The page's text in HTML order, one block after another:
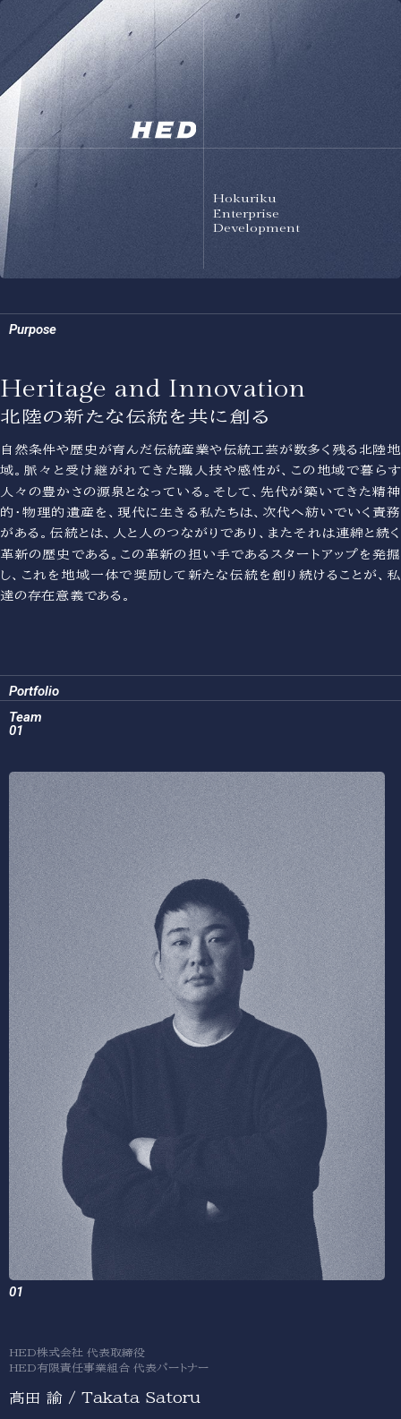
Hokuriku
Enterprise
Development
Purpose
Heritage and Innovation
北陸の新たな伝統を共に創る
自然条件や歴史が育んだ伝統産業や伝統工芸が数多く残る北陸地
域。脈々と受け継がれてきた職人技や感性が、この地域で暮らす
人々の豊かさの源泉となっている。そして、先代が築いてきた精神
的・物理的遺産を、現代に生きる私たちは、次代へ紡いでいく責務
がある。伝統とは、人と人のつながりであり、またそれは連綿と続く
革新の歴史である。この革新の担い手であるスタートアップを発掘
し、これを地域一体で奨励して新たな伝統を創り続けることが、私
達の存在意義である。
Portfolio
Team
HED株式会社 代表取締役
HED有限責任事業組合 代表パートナー
髙田 諭 / Takata Satoru